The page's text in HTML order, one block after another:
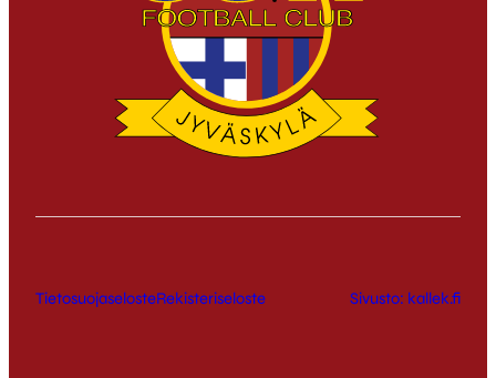
TietosuojaselosteRekisteriseloste Sivusto: kallek.fi